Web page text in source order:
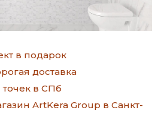
в подарок
доставка
в СПб
ArtKera Group в Санкт-